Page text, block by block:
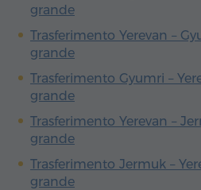
grande
Trasferimento Yerevan –
grande
Trasferimento Gyumri –
grande
Trasferimento Yerevan –
grande
Trasferimento Jermuk –
grande